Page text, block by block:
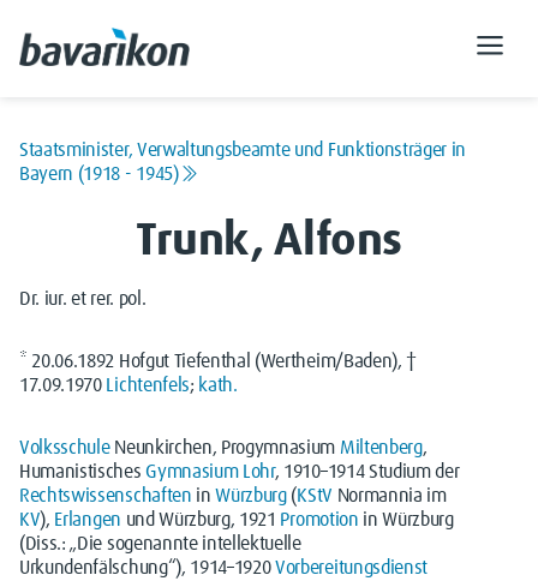
Staatsminister, Verwaltungsbeamte und Funktionsträger in
Bayern (1918 - 1945)
Trunk, Alfons
Dr. iur. et rer. pol.
* 20.06.1892 Hofgut Tiefenthal (Wertheim/Baden), †
17.09.1970
Lichtenfels; kath.
VolksschuleNeunkirchen, Progymnasium Miltenberg,
HumanistischesGymnasium Lohr, 1910–1914 Studium der
Rechtswissenschaften inWürzburg(KStV Normannia im
KV), Erlangen und Würzburg, 1921 Promotion in Würzburg
(Diss.: „Die sogenannte intellektuelle
Urkundenfälschung“), 1914–1920Vorbereitungsdienst